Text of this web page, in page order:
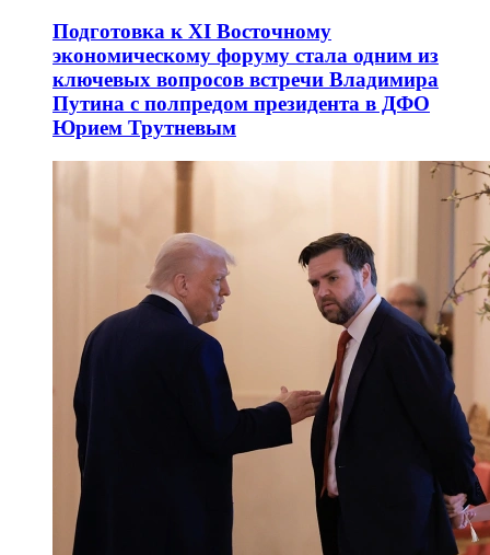
Подготовка к XI Восточному
экономическому форуму стала одним из
ключевых вопросов встречи Владимира
Путина с полпредом президента в ДФО
Юрием Трутневым